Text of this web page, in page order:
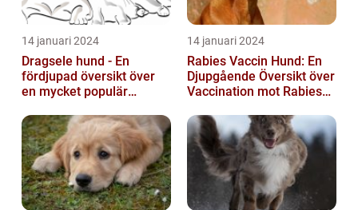
14 januari 2024
Dragsele hund - En
fördjupad översikt över
en mycket populär
14 januari 2024
Rabies Vaccin Hund: En
Djupgående Översikt över
Vaccination mot Rabies